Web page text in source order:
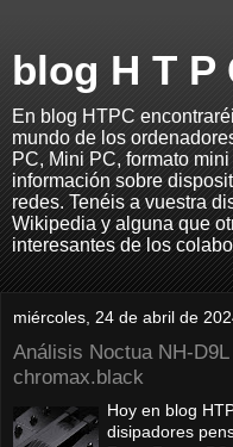
blog H T P
En blog HTPC
mundo de los
PC, Mini PC, formato
información sobre
redes. Tenéis a vuestra
Wikipedia y alguna que
interesantes de los
miércoles, 24 de abril de
Análisis Noctua NH-D9L
chromax.black
Hoy en blog
disipadores